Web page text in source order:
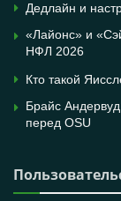
Дедлайн и
«Лайонс» и
НФЛ 2026
Кто такой
Брайс
перед OSU